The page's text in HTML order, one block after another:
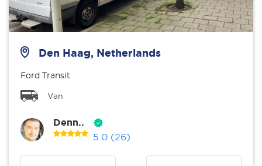
Den Haag, Netherlands
Ford Transit
Van
Denn..
5.0 (26)